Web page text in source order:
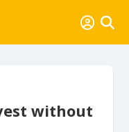
without